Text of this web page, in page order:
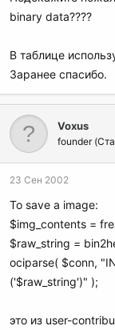
binary data????
В таблице
Заранее спасибо.
Voxus
founder
23 Сен 2002
To save a image:
$img_contents =
$raw_string =
ociparse( $conn,
('$raw_string')" );
это из user-